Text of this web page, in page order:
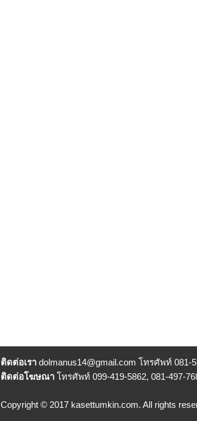
ติดต่อเรา dolmanus14@gmail.com โทรศัพท์ 081-
ติดต่อโฆษณา โทรศัพท์ 099-419-5862, 081-497-
Copyright © 2017 kasettumkin.com. All rights